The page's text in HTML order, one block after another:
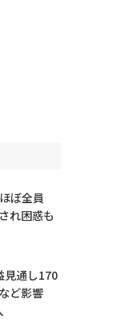
ぼ全員
れ困惑も
見通し170
ど影響